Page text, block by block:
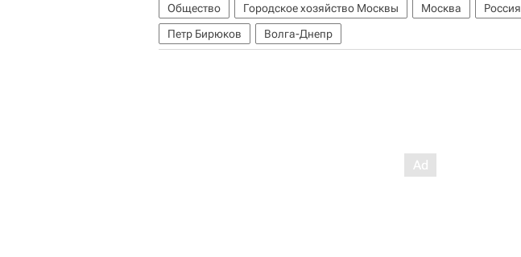
Общество Городское хозяйство Москвы Москва Россия
Петр Бирюков
Волга-Днепр